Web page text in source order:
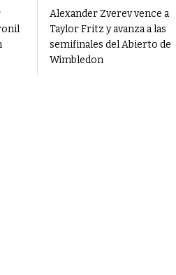
Alexander Zverev vence a
Taylor Fritz y avanza a las
semifinales del Abierto de
Wimbledon